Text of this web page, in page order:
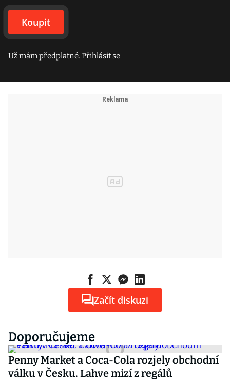
Koupit
Už mám předplatné.Přihlásit se
Začít diskuzi
Doporučujeme
Penny Market a Coca-Cola rozjely obchodní
válku v Česku. Lahve mizí z regálů